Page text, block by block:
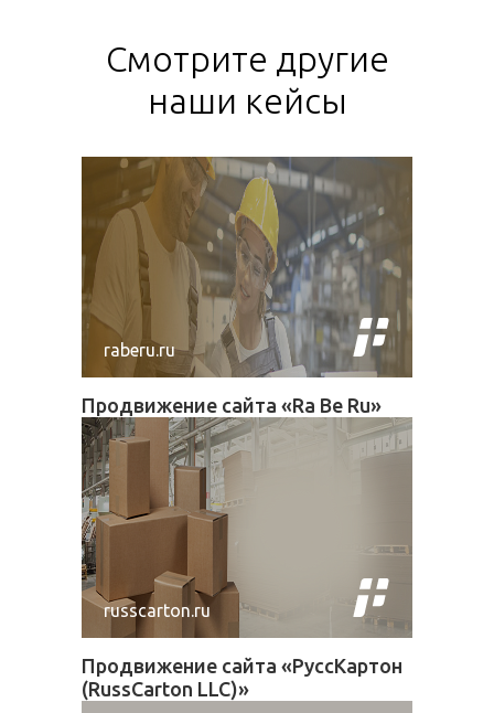
Смотрите другие
наши кейсы
raberu.ru
Продвижение сайта «Ra Be Ru»
russcarton.ru
Продвижение сайта «РуссКартон
(RussCarton LLC)»